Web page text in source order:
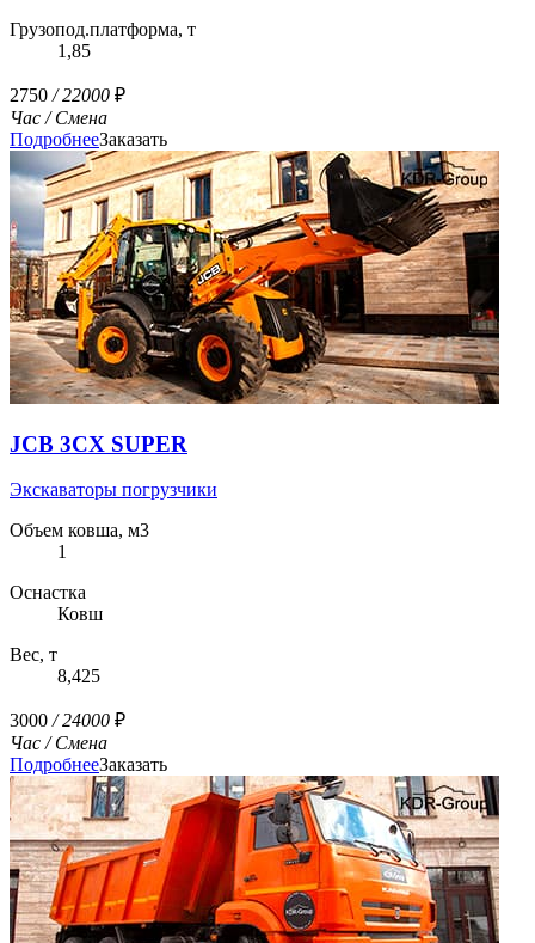
Грузопод.платформа, т
1,85
2750 / 22000 ₽
Час / Смена
ПодробнееЗаказать
JCB 3CX SUPER
Экскаваторы погрузчики
Объем ковша, м3
1
Оснастка
Ковш
Вес, т
8,425
3000 / 24000 ₽
Час / Смена
ПодробнееЗаказать